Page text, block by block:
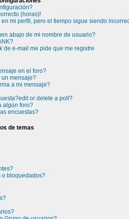
(horas)!
mi perfil, pero el tiempo sigue siendo
abajo de mi nombre de usuario?
de e-mail me pide que me registre
en el foro?
mensaje?
a mi mensaje?
or delete a poll?
algún foro?
encuestas?
de temas
o bloquedados?